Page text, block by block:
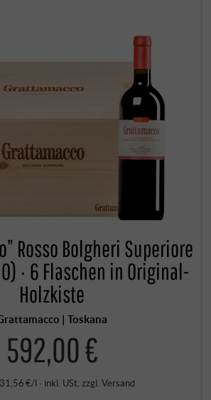
Rosso Bolgheri Superiore
· 6 Flaschen in Original-
Holzkiste
| Toskana
592,00 €
€/l · inkl. USt, zzgl. Versand